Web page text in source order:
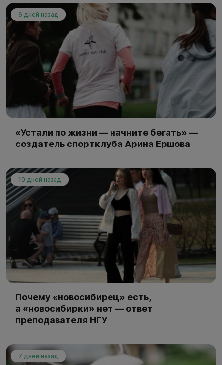
6 дней назад
«Устали по жизни — начните бегать» —
создатель спортклуба Арина Ершова
10 дней назад
Почему «новосибирец» есть,
а «новосибирки» нет — ответ
преподавателя НГУ
7 дней назад